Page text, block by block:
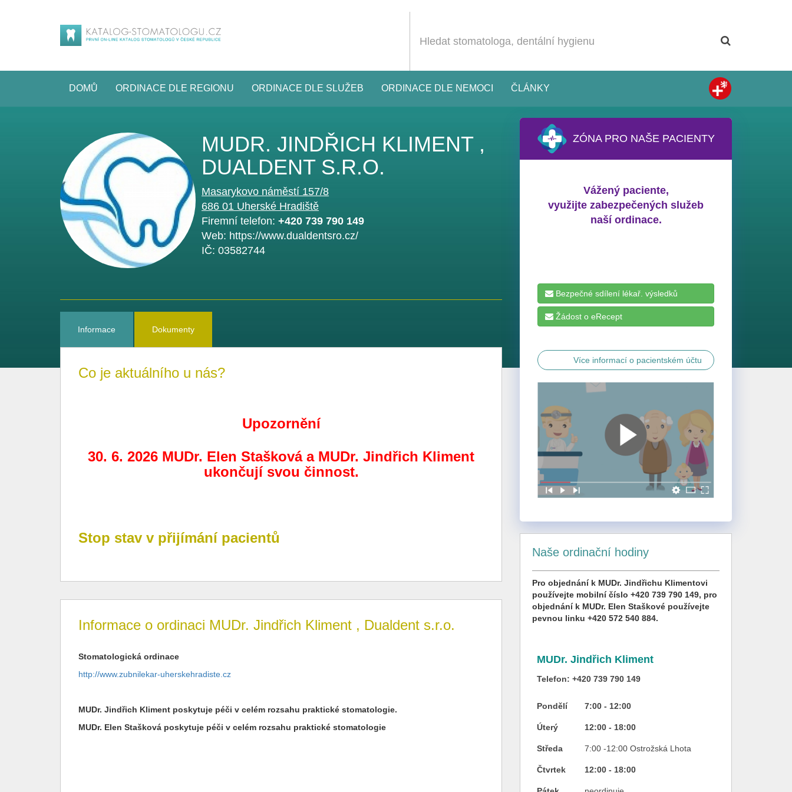
DOMŮ ORDINACE DLE REGIONU ORDINACE DLE SLUŽEB ORDINACE DLE NEMOCI ČLÁNKY
MUDR. JINDŘICH KLIMENT ,
DUALDENT S.R.O.
Masarykovo náměstí 157/8
686 01 Uherské Hradiště
Firemní telefon: +420 739 790 149
Web: https://www.dualdentsro.cz/
IČ: 03582744
Informace Dokumenty
Co je aktuálního u nás?
Upozornění
30. 6. 2026 MUDr. Elen Stašková a MUDr. Jindřich Kliment
ukončují svou činnost.
Stop stav v přijímání pacientů
Informace o ordinaci MUDr. Jindřich Kliment , Dualdent s.r.o.
Stomatologická ordinace
http://www.zubnilekar-uherskehradiste.cz
MUDr. Jindřich Kliment poskytuje péči v celém rozsahu praktické stomatologie.
MUDr. Elen Stašková poskytuje péči v celém rozsahu praktické stomatologie
ZÓNA PRO NAŠE PACIENTY
Vážený paciente,
využijte zabezpečených služeb
naší ordinace.
Bezpečné sdílení lékař. výsledků
Žádost o eRecept
Více informací o pacientském účtu
Naše ordinační hodiny
Pro objednání k MUDr. Jindřichu Klimentovi
používejte mobilní číslo +420 739 790 149, pro
objednání k MUDr. Elen Staškové používejte
pevnou linku +420 572 540 884.
MUDr. Jindřich Kliment
Telefon: +420 739 790 149
Pondělí 7:00 - 12:00
Úterý 12:00 - 18:00
Středa 7:00 -12:00 Ostrožská Lhota
Čtvrtek 12:00 - 18:00